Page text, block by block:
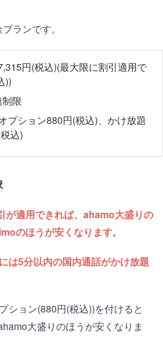
ランです。
円(税込)(最大限に割引適用で
))
限
プション880円(税込)、かけ放題
込)
が適用できれば、ahamo大盛りの
のほうが安くなります。
は5分以内の国内通話がかけ放題
ション(880円(税込))を付けると
大盛りのほうが安くなりま